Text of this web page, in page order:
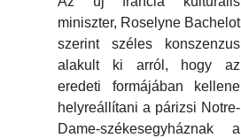
miniszter, Roselyne Bachelot
szerint széles konszenzus
alakult ki arról, hogy az
eredeti formájában kellene
helyreállítani a párizsi Notre-
Dame-székesegyháznak a